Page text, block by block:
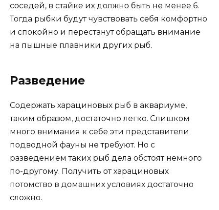
соседей, в стайке их должно быть не менее 6.
Тогда рыбки будут чувствовать себя комфортно
и спокойно и перестанут обращать внимание
на пышные плавники других рыб.
Разведение
Содержать харациновых рыб в аквариуме,
таким образом, достаточно легко. Слишком
много внимания к себе эти представители
подводной фауны не требуют. Но с
разведением таких рыб дела обстоят немного
по-другому. Получить от харациновых
потомство в домашних условиях достаточно
сложно.